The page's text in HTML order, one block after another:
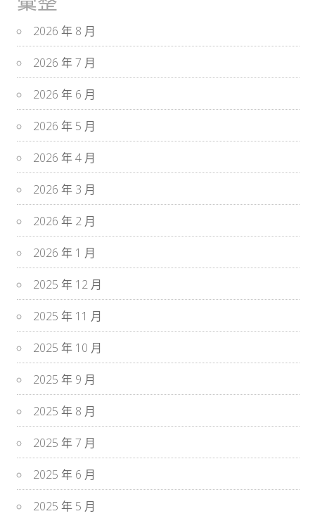
2026 年 8 月
2026 年 7 月
2026 年 6 月
2026 年 5 月
2026 年 4 月
2026 年 3 月
2026 年 2 月
2026 年 1 月
2025 年 12 月
2025 年 11 月
2025 年 10 月
2025 年 9 月
2025 年 8 月
2025 年 7 月
2025 年 6 月
2025 年 5 月